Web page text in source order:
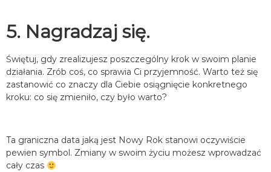
5. Nagradzaj się.
Świętuj, gdy zrealizujesz poszczególny krok w swoim planie
działania. Zrób coś, co sprawia Ci przyjemność. Warto też się
zastanowić co znaczy dla Ciebie osiągnięcie konkretnego
kroku: co się zmieniło, czy było warto?
Ta graniczna data jaką jest Nowy Rok stanowi oczywiście
pewien symbol. Zmiany w swoim życiu możesz wprowadzać
cały czas